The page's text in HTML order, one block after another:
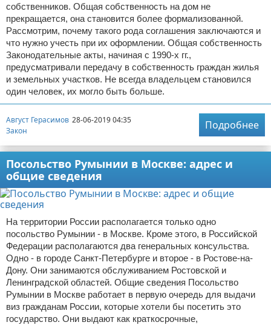
собственников. Общая собственность на дом не
прекращается, она становится более формализованной.
Рассмотрим, почему такого рода соглашения заключаются и
что нужно учесть при их оформлении. Общая собственность
Законодательные акты, начиная с 1990-х гг.,
предусматривали передачу в собственность граждан жилья
и земельных участков. Не всегда владельцем становился
один человек, их могло быть больше.
Август Герасимов 28-06-2019 04:35
Закон
Подробнее
Посольство Румынии в Москве: адрес и
общие сведения
На территории России располагается только одно
посольство Румынии - в Москве. Кроме этого, в Российской
Федерации располагаются два генеральных консульства.
Одно - в городе Санкт-Петербурге и второе - в Ростове-на-
Дону. Они занимаются обслуживанием Ростовской и
Ленинградской областей. Общие сведения Посольство
Румынии в Москве работает в первую очередь для выдачи
виз гражданам России, которые хотели бы посетить это
государство. Они выдают как краткосрочные,